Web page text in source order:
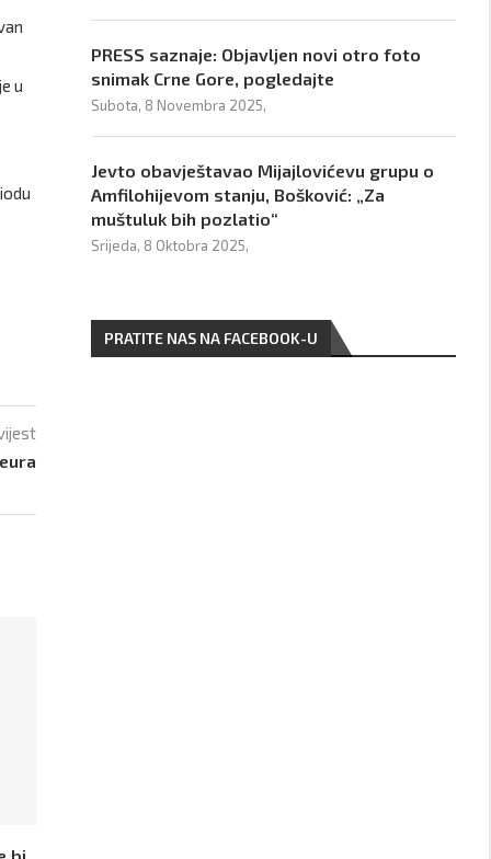
u
PRESS saznaje: Objavljen novi otro foto
snimak Crne Gore, pogledajte
Subota, 8 Novembra 2025,
Jevto obavještavao Mijajlovićevu grupu o
Amfilohijevom stanju, Bošković: „Za
muštuluk bih pozlatio“
Srijeda, 8 Oktobra 2025,
PRATITE NAS NA FACEBOOK-U